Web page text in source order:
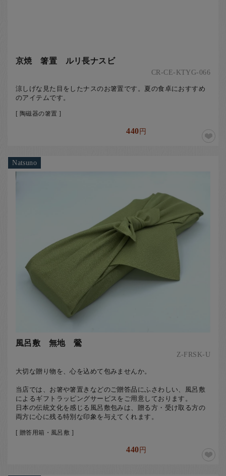
京焼 箸置 ルリ長ナスビ
CR-CE-KTYG-066
涼しげな見た目をしたナスのお箸置です。夏の食卓におすすめ
のアイテムです。
[ 陶磁器の箸置 ]
440円
Natsuno
風呂敷 無地 鶯
Z-FRSK-U
大切な贈り物を、心を込めて包みませんか。
当店では、お箸や箸置きなどのご贈答品にふさわしい、風呂敷
によるギフトラッピングサービスをご用意しております。
日本の伝統文化を感じる風呂敷包みは、贈る方・受け取る方の
両方に心に残る特別な印象を与えてくれます。
[ 贈答用箱・風呂敷 ]
440円